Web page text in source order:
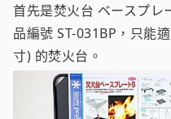
首先是焚火台 ベースプレ
品編號 ST-031BP，只能
寸) 的焚火台。